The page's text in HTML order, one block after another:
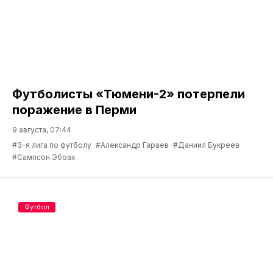
Футболисты «Тюмени-2» потерпели
поражение в Перми
9 августа, 07:44
#3-я лига по футболу #Александр Гараев #Даниил Букреев
#Сампсон Эбоах
Футбол